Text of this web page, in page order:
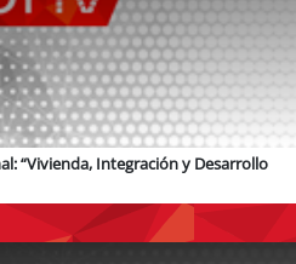
“Vivienda, Integración y Desarrollo